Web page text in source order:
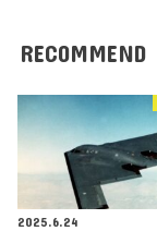
RECOMMEND
2025.6.24